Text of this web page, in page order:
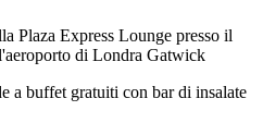
Plaza Express Lounge presso il
di Londra Gatwick
a buffet gratuiti con bar di insalate